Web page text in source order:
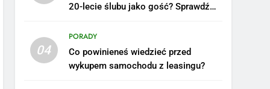
20-lecie ślubu jako gość? Sprawdź
04
PORADY
Co powinieneś wiedzieć przed
wykupem samochodu z leasingu?